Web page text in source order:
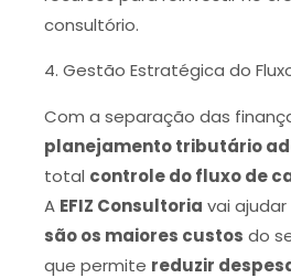
consultório.
4. Gestão Estratégica do
Com a separação das
planejamento tributário
total controle do fluxo de
A EFIZ Consultoria vai
são os maiores custos do
que permite reduzir